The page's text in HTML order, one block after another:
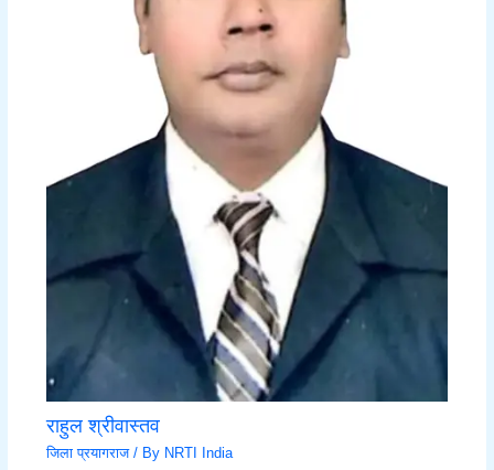
राहुल श्रीवास्तव
जिला प्रयागराज/ By NRTI India